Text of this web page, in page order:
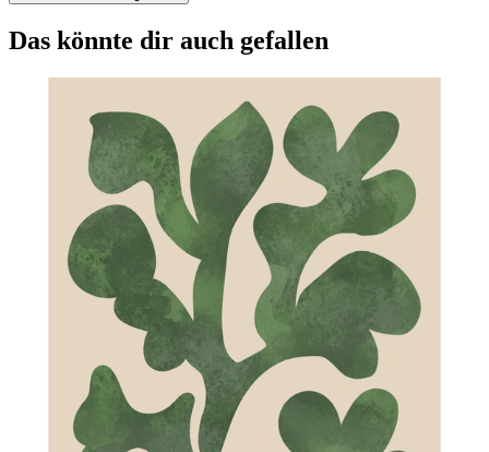
Das könnte dir auch gefallen